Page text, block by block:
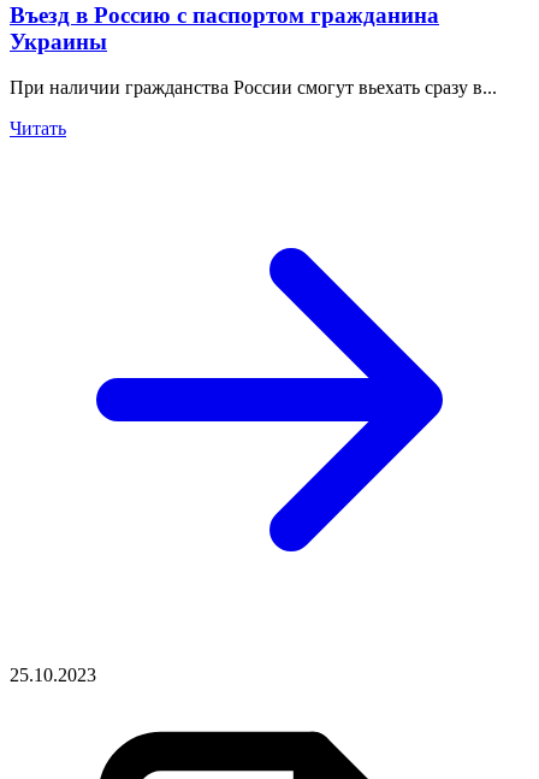
Въезд в Россию с паспортом гражданина
Украины
При наличии гражданства России смогут вьехать сразу в...
Читать
25.10.2023